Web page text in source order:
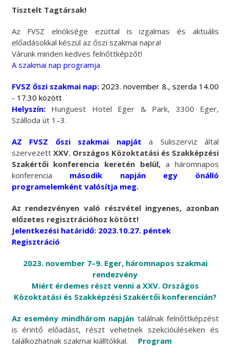
Tisztelt Tagtársak!
Az FVSZ elnöksége ezúttal is izgalmas és aktuális
előadásokkal készül az őszi szakmai napra!
Várunk minden kedves felnőttképzőt!
A szakmai nap programja
FVSZ őszi szakmai nap: 2023. november 8., szerda 14.00
- 17.30 között
Helyszín:
Hunguest Hotel Eger & Park, 3300 Eger,
Szálloda út 1–3.
AZ FVSZ őszi szakmai napját a Suliszerviz által
szervezett XXV. Országos Közoktatási és Szakképzési
Szakértői konferencia keretén belül,a háromnapos
konferencia második napján egy önálló
programelemként valósítja meg.
Az rendezvényen való részvétel ingyenes, azonban
előzetes regisztrációhoz kötött!
Jelentkezési határidő: 2023.10.27. péntek
Regisztráció
2023. november 7–9. Eger, háromnapos szakmai
rendezvény
Miért érdemes részt venni a XXV. Országos
Közoktatási és Szakképzési Szakértői konferencián?
Az esemény mindhárom napján találnak felnőttképzést
is érintő előadást, részt vehetnek szekcióüléseken és
találkozhatnak szakmai kiálltókkal. Program